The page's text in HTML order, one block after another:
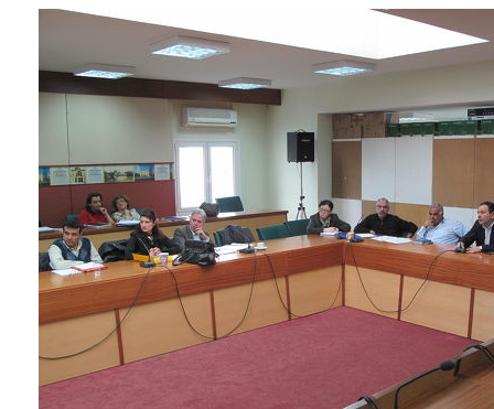
2015
2012
2006
ΔΗΜΟΤΗΣ
ΕΠΙΣΚΕΠΤΗΣ
ΗΡΑΚΛΕΙΟ